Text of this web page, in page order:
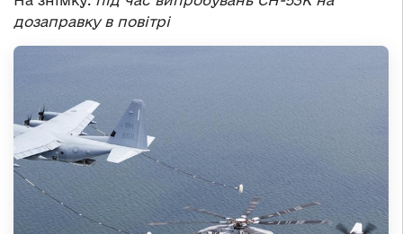
дозаправку в повітрі